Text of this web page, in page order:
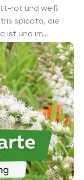
rot und weiß
spicata, die
ist und im
...